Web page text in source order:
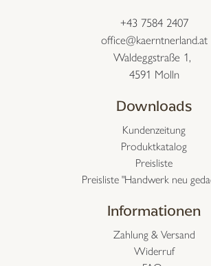
+43 7584 2407
office@kaerntnerland.at
Waldeggstraße 1,
4591 Molln
Downloads
Kundenzeitung
Produktkatalog
Preisliste
Preisliste "Handwerk neu
Informationen
Zahlung & Versand
Widerruf